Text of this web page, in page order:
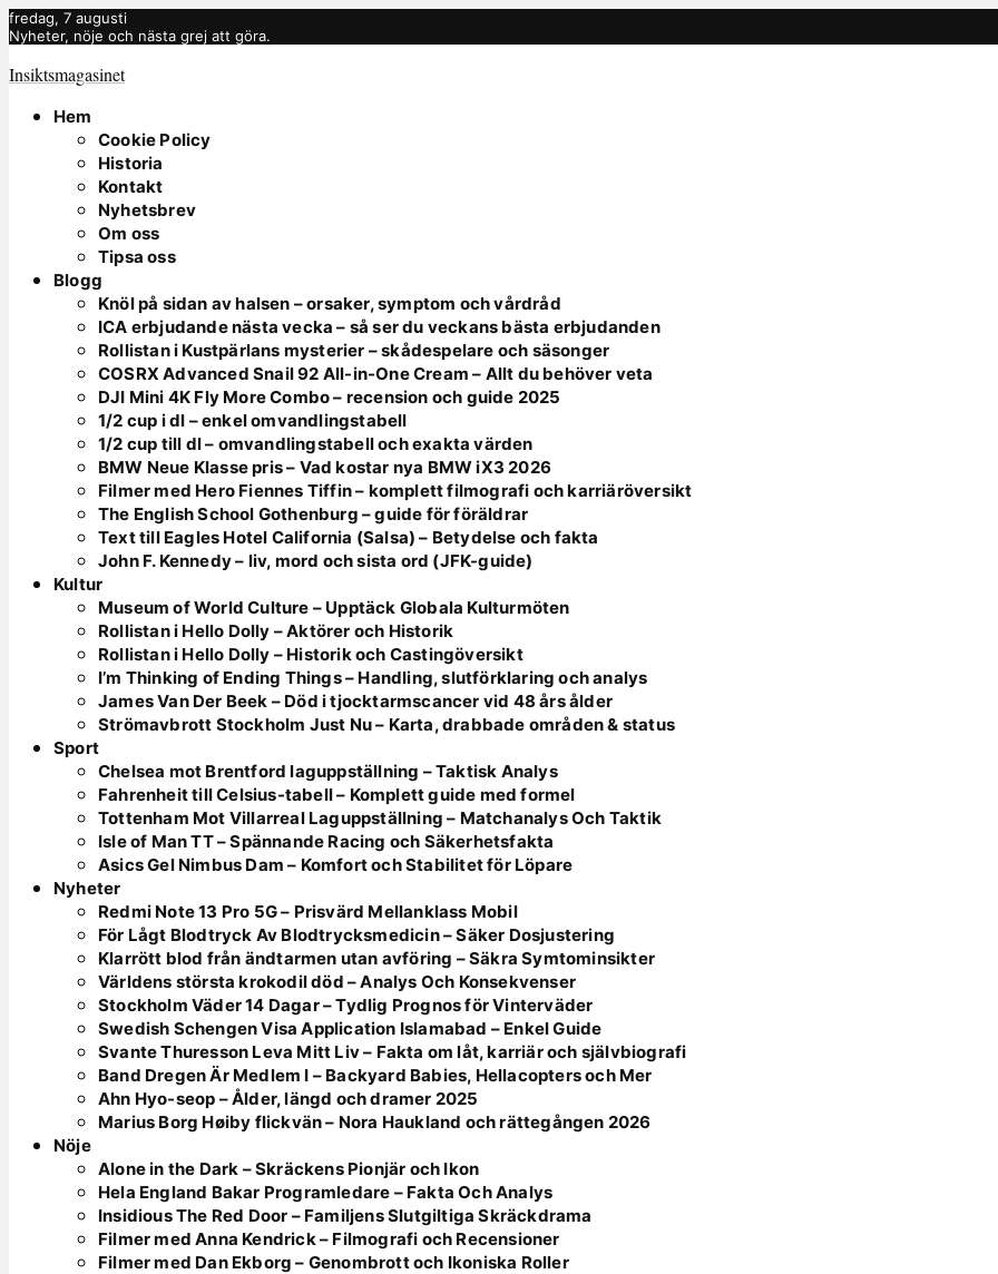
fredag, 7 augusti
Nyheter, nöje och nästa grej att göra.
Insiktsmagasinet
Hem
Cookie Policy
Historia
Kontakt
Nyhetsbrev
Om oss
Tipsa oss
Blogg
Knöl på sidan av halsen – orsaker, symptom och vårdråd
ICA erbjudande nästa vecka – så ser du veckans bästa erbjudanden
Rollistan i Kustpärlans mysterier – skådespelare och säsonger
COSRX Advanced Snail 92 All-in-One Cream – Allt du behöver veta
DJI Mini 4K Fly More Combo – recension och guide 2025
1/2 cup i dl – enkel omvandlingstabell
1/2 cup till dl – omvandlingstabell och exakta värden
BMW Neue Klasse pris – Vad kostar nya BMW iX3 2026
Filmer med Hero Fiennes Tiffin – komplett filmografi och karriäröversikt
The English School Gothenburg – guide för föräldrar
Text till Eagles Hotel California (Salsa) – Betydelse och fakta
John F. Kennedy – liv, mord och sista ord (JFK-guide)
Kultur
Museum of World Culture – Upptäck Globala Kulturmöten
Rollistan i Hello Dolly – Aktörer och Historik
Rollistan i Hello Dolly – Historik och Castingöversikt
I’m Thinking of Ending Things – Handling, slutförklaring och analys
James Van Der Beek – Död i tjocktarmscancer vid 48 års ålder
Strömavbrott Stockholm Just Nu – Karta, drabbade områden & status
Sport
Chelsea mot Brentford laguppställning – Taktisk Analys
Fahrenheit till Celsius-tabell – Komplett guide med formel
Tottenham Mot Villarreal Laguppställning – Matchanalys Och Taktik
Isle of Man TT – Spännande Racing och Säkerhetsfakta
Asics Gel Nimbus Dam – Komfort och Stabilitet för Löpare
Nyheter
Redmi Note 13 Pro 5G – Prisvärd Mellanklass Mobil
För Lågt Blodtryck Av Blodtrycksmedicin – Säker Dosjustering
Klarrött blod från ändtarmen utan avföring – Säkra Symtominsikter
Världens största krokodil död – Analys Och Konsekvenser
Stockholm Väder 14 Dagar – Tydlig Prognos för Vinterväder
Swedish Schengen Visa Application Islamabad – Enkel Guide
Svante Thuresson Leva Mitt Liv – Fakta om låt, karriär och självbiografi
Band Dregen Är Medlem I – Backyard Babies, Hellacopters och Mer
Ahn Hyo-seop – Ålder, längd och dramer 2025
Marius Borg Høiby flickvän – Nora Haukland och rättegången 2026
Nöje
Alone in the Dark – Skräckens Pionjär och Ikon
Hela England Bakar Programledare – Fakta Och Analys
Insidious The Red Door – Familjens Slutgiltiga Skräckdrama
Filmer med Anna Kendrick – Filmografi och Recensioner
Filmer med Dan Ekborg – Genombrott och Ikoniska Roller